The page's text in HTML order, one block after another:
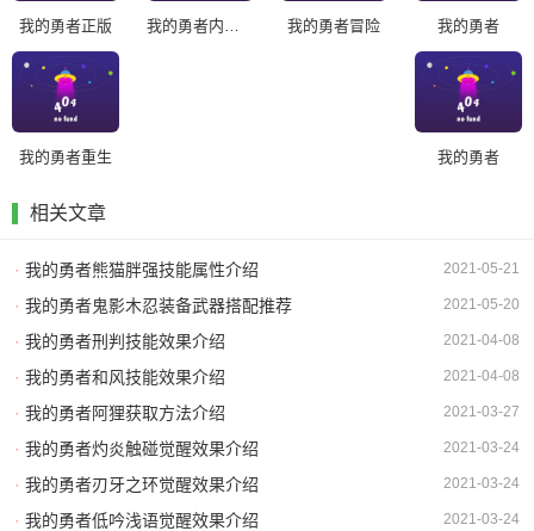
我的勇者正版 我的勇者内置菜单版 我的勇者冒险 我的勇者
我的勇者重生 我的勇者
相关文章
2021-05-21
· 我的勇者熊猫胖强技能属性介绍
2021-05-20
· 我的勇者鬼影木忍装备武器搭配推荐
2021-04-08
· 我的勇者刑判技能效果介绍
2021-04-08
· 我的勇者和风技能效果介绍
2021-03-27
· 我的勇者阿狸获取方法介绍
2021-03-24
· 我的勇者灼炎触碰觉醒效果介绍
2021-03-24
· 我的勇者刃牙之环觉醒效果介绍
2021-03-24
· 我的勇者低吟浅语觉醒效果介绍